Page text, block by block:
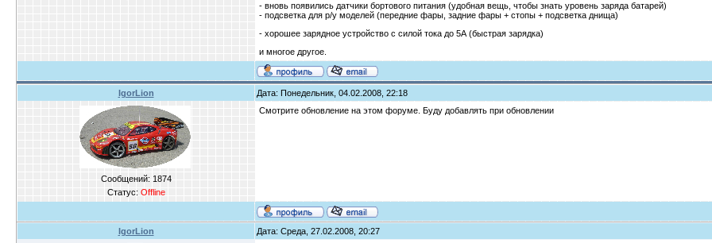
- вновь появились датчики бортового питания (удобная вещь, чтобы знать уровень заряда батарей)
- подсветка для р/у моделей (передние фары, задние фары + стопы + подсветка днища)
- хорошее зарядное устройство с силой тока до 5А (быстрая зарядка)
и многое другое.
IgorLion Дата: Понедельник, 04.02.2008, 22:18
Сообщений: 1874
Статус: Offline
Смотрите обновление на этом форуме. Буду добавлять при обновлении
IgorLion Дата: Среда, 27.02.2008, 20:27